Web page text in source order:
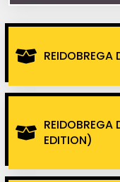
REIDOBREGA
REIDOBREGA
EDITION)